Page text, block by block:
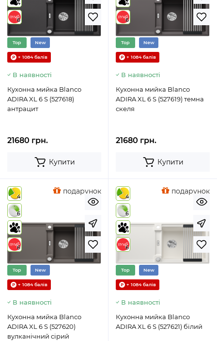
4
6
Top New
+ 1084 балів
В наявності
Кухонна мийка Blanco
ADIRA XL 6 S (527618)
антрацит
21680 грн.
Купити
4
6
Top New
+ 1084 балів
В наявності
Кухонна мийка Blanco
ADIRA XL 6 S (527619) темна
скеля
21680 грн.
Купити
4
6
4
6
подарунок
Top New
+ 1084 балів
В наявності
Кухонна мийка Blanco
ADIRA XL 6 S (527620)
вулканічний сірий
4
6
4
6
подарунок
Top New
+ 1084 балів
В наявності
Кухонна мийка Blanco
ADIRA XL 6 S (527621) білий